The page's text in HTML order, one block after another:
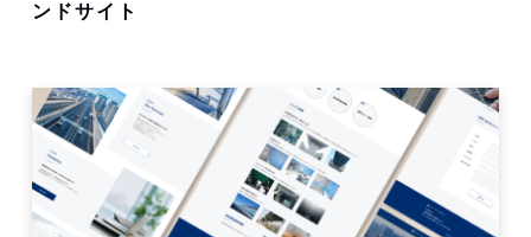
ンドサイト